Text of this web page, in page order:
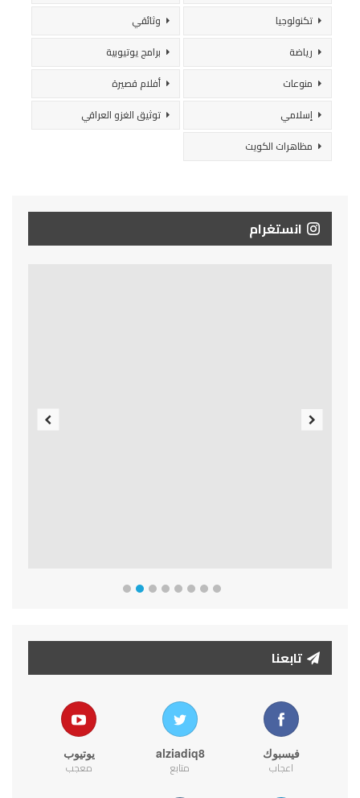
تكنولوجيا
وثائقي
رياضة
برامج يوتيوبية
منوعات
أفلام قصيرة
إسلامي
توثيق الغزو العراقي
مظاهرات الكويت
انستغرام
تابعنا
فيسبوك
اعجاب
alziadiq8
متابع
يوتيوب
معجب